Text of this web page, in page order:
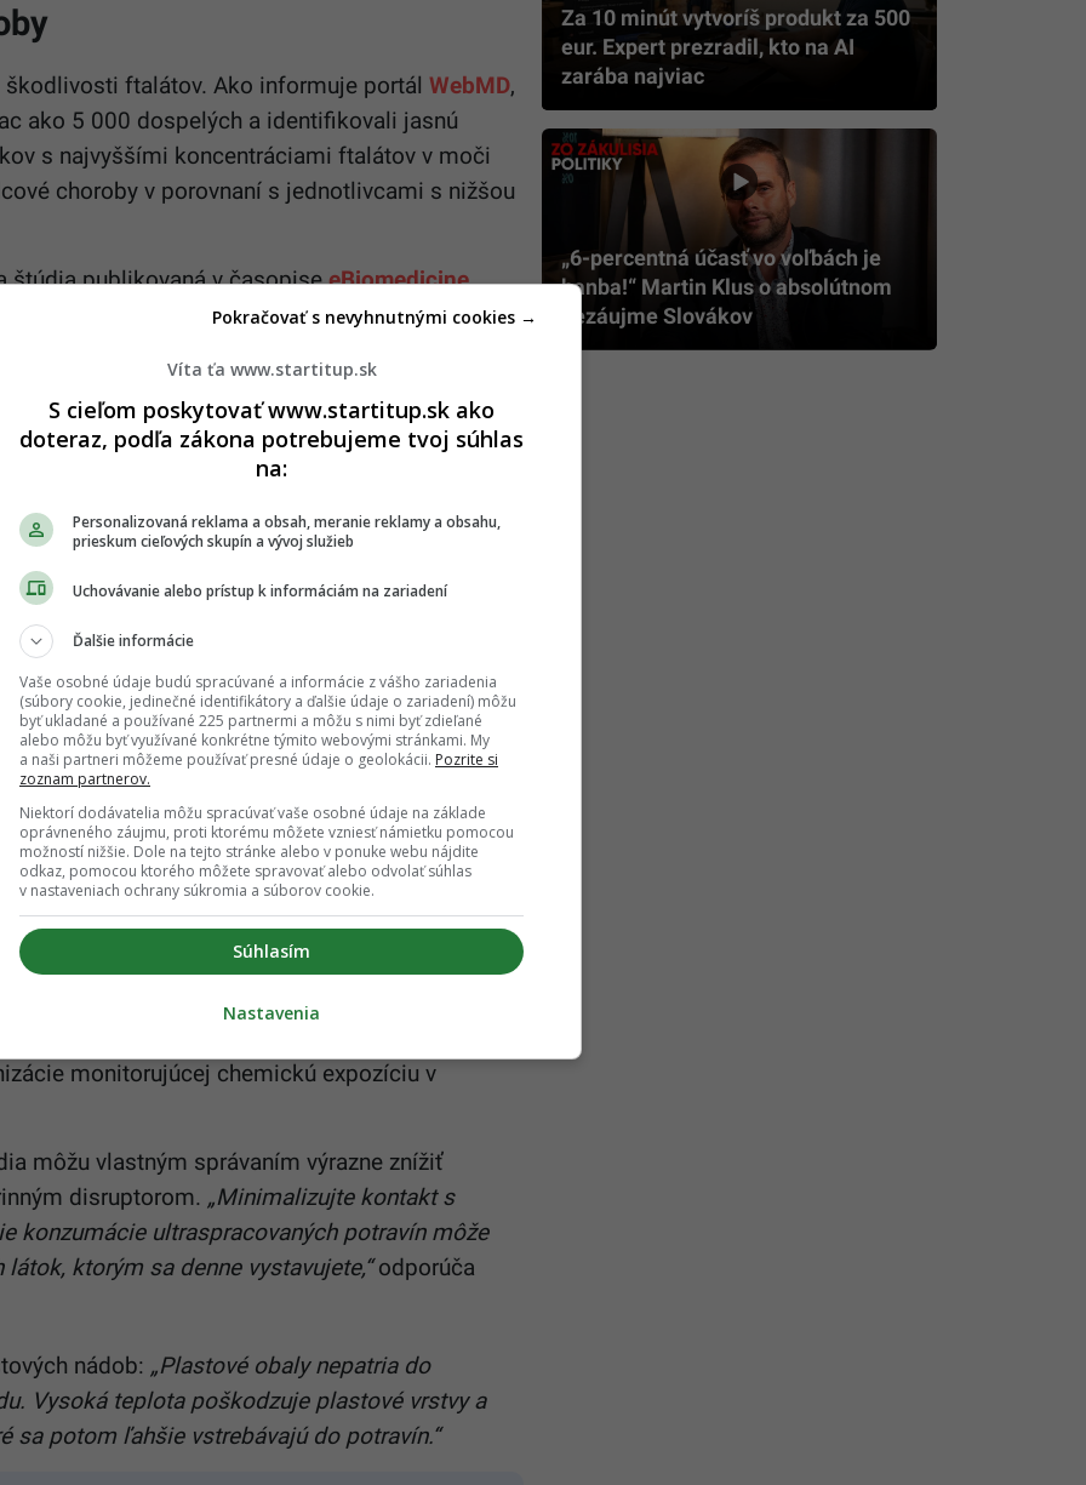
ftalátov. Ako informuje portál WebMD,
ako 5 000 dospelých a identifikovali jasnú
s najvyššími koncentráciami ftalátov v moči
choroby v porovnaní s jednotlivcami s nižšou
štúdia publikovaná v časopiseeBiomedicine,
ftalátu – di(2-etylhexyl) známeho ako DEHP –
sveta.
údaje získané z desiatok populačných
vzoriek moču obsahujúcich metabolity
DEHP v roku 2018 súviselo s 368 764
rokov na celom svete.
percent všetkých úmrtí na srdcové choroby
tohto regiónu. Východná Ázia a Blízky východ
zdravie. Predchádzajúce štúdie opakovane
poruchami vrátane genitálnych malformácií,
testosterónuu dospelých mužov. Výskumy
detskou obezitou a niektorými formami
obrovskú zdravotnú a ekonomickú záťaž, ktorú
dlhodobé obavy z jeho zdravotných
hlavný vedecký riaditeľ Environmental
monitorujúcej chemickú expozíciu v
môžu vlastným správaním výrazne znížiť
disruptorom. „Minimalizujte kontakt s
konzumácie ultraspracovaných potravín môže
ktorým sa denne vystavujete,“odporúča
nádob: „Plastové obaly nepatria do
Vysoká teplota poškodzuje plastové vrstvy a
sa potom ľahšie vstrebávajú do potravín.“
Za 10 minút vytvoríš produkt za 500
eur. Expert prezradil, kto na AI
zarába najviac
„6-percentná účasť vo voľbách je
hanba!“ Martin Klus o absolútnom
nezáujme Slovákov
Víta ťa www.startitup.sk
S cieľom poskytovať www.startitup.sk ako
doteraz, podľa zákona potrebujeme tvoj súhlas
na:
Personalizovaná reklama a obsah, meranie reklamy a obsahu,
prieskum cieľových skupín a vývoj služieb
Uchovávanie alebo prístup k informáciám na zariadení
Ďalšie informácie
Vaše osobné údaje budú spracúvané a informácie z vášho zariadenia
(súbory cookie, jedinečné identifikátory a ďalšie údaje o zariadení) môžu
byť ukladané a používané 225 partnermi a môžu s nimi byť zdieľané
alebo môžu byť využívané konkrétne týmito webovými stránkami. My
a naši partneri môžeme používať presné údaje o geolokácii. Pozrite si
zoznam partnerov.
Niektorí dodávatelia môžu spracúvať vaše osobné údaje na základe
oprávneného záujmu, proti ktorému môžete vzniesť námietku pomocou
možností nižšie. Dole na tejto stránke alebo v ponuke webu nájdite
odkaz, pomocou ktorého môžete spravovať alebo odvolať súhlas
v nastaveniach ochrany súkromia a súborov cookie.
Súhlasím
Pokračovať s nevyhnutnými cookies →
Nastavenia